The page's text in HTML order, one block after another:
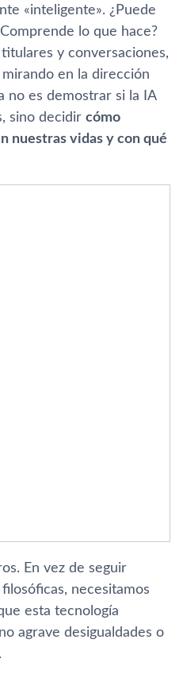
«inteligente». ¿Puede
lo que hace?
y conversaciones,
en la dirección
no es demostrar si la IA
sino decidir cómo
nuestras vidas y con qué
En vez de seguir
necesitamos
esta tecnología
agrave desigualdades o